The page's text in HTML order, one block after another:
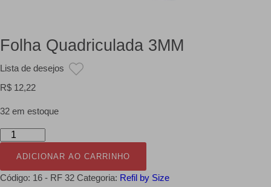
Folha Quadriculada 3MM
Lista de desejos
R$ 12,22
32 em estoque
Folha
quantidade
ADICIONAR AO CARRINHO
Código: 16 - RF 32 Categoria: Refil by Size